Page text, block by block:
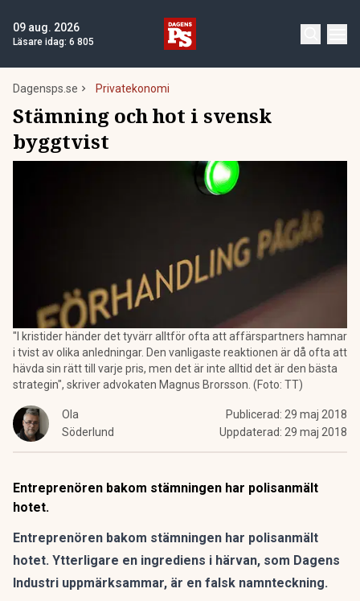
09 aug. 2026
Läsare idag: 6 805
Dagensps.se Privatekonomi
Stämning och hot i svensk
byggtvist
"I kristider händer det tyvärr alltför ofta att affärspartners hamnar
i tvist av olika anledningar. Den vanligaste reaktionen är då ofta att
hävda sin rätt till varje pris, men det är inte alltid det är den bästa
strategin", skriver advokaten Magnus Brorsson. (Foto: TT)
Ola
Söderlund
Publicerad: 29 maj 2018
Uppdaterad: 29 maj 2018
Entreprenören bakom stämningen har polisanmält
hotet.
Entreprenören bakom stämningen har polisanmält
hotet. Ytterligare en ingrediens i härvan, som Dagens
Industri uppmärksammar, är en falsk namnteckning.